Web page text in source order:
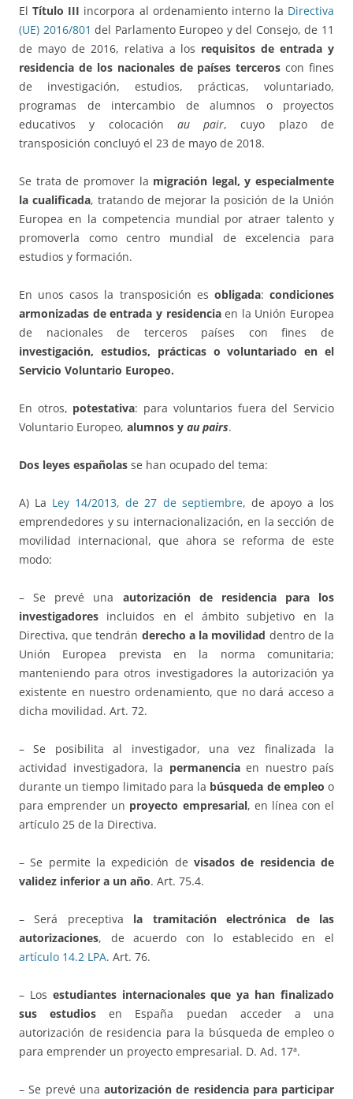
ElTítulo III incorpora al ordenamiento interno la Directiva
(UE) 2016/801 del Parlamento Europeo y del Consejo, de 11
de mayo de 2016, relativa a los requisitos de entrada y
residencia de los nacionales de países terceros con fines
de investigación, estudios, prácticas, voluntariado,
programas de intercambio de alumnos o proyectos
educativos y colocación au pair, cuyo plazo de
transposición concluyó el 23 de mayo de 2018.
Se trata de promover la migración legal, y especialmente
la cualificada, tratando de mejorar la posición de la Unión
Europea en la competencia mundial por atraer talento y
promoverla como centro mundial de excelencia para
estudios y formación.
En unos casos la transposición es obligada:condiciones
armonizadas de entrada y residenciaen la Unión Europea
de nacionales de terceros países con fines de
investigación, estudios, prácticas o voluntariado en el
Servicio Voluntario Europeo.
En otros, potestativa: para voluntarios fuera del Servicio
Voluntario Europeo, alumnos y au pairs.
Dos leyes españolas se han ocupado del tema:
A) La Ley 14/2013, de 27 de septiembre, de apoyo a los
emprendedores y su internacionalización, en la sección de
movilidad internacional, que ahora se reforma de este
modo:
– Se prevé una autorización de residencia para los
investigadores incluidos en el ámbito subjetivo en la
Directiva, que tendrán derecho a la movilidad dentro de la
Unión Europea prevista en la norma comunitaria;
manteniendo para otros investigadores la autorización ya
existente en nuestro ordenamiento, que no dará acceso a
dicha movilidad. Art. 72.
– Se posibilita al investigador, una vez finalizada la
actividad investigadora, la permanenciaen nuestro país
durante un tiempo limitado para la búsqueda de empleo o
para emprender un proyecto empresarial, en línea con el
artículo 25 de la Directiva.
– Se permite la expedición de visados de residencia de
validez inferior a un año. Art. 75.4.
– Será preceptiva la tramitación electrónica de las
autorizaciones, de acuerdo con lo establecido en el
artículo 14.2 LPA. Art. 76.
– Los estudiantes internacionales que ya han finalizado
sus estudios en España puedan acceder a una
autorización de residencia para la búsqueda de empleo o
para emprender un proyecto empresarial. D. Ad. 17ª.
– Se prevé una autorización de residencia para participar